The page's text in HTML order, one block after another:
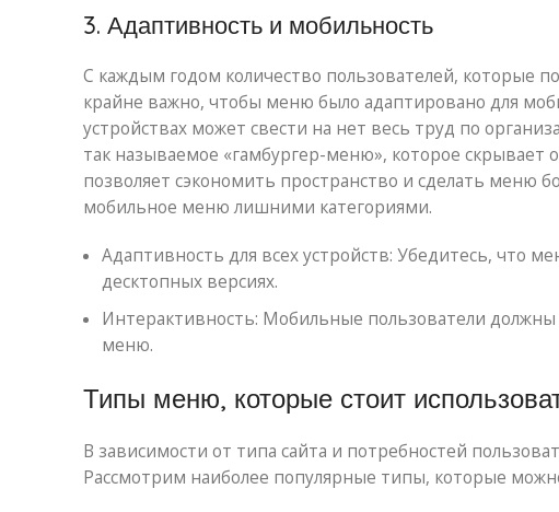
3. Адаптивность и мобильность
С каждым годом количество пользователей, которые
крайне важно, чтобы меню было адаптировано для
устройствах может свести на нет весь труд по
так называемое «гамбургер-меню», которое
позволяет сэкономить пространство и сделать меню
мобильное меню лишними категориями.
Адаптивность для всех устройств: Убедитесь, что
десктопных версиях.
Интерактивность: Мобильные пользователи должны
меню.
Типы меню, которые стоит
В зависимости от типа сайта и потребностей
Рассмотрим наиболее популярные типы, которые